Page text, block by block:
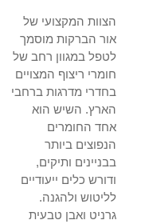
הצוות המקצועי של
אור הברקות מוסמך
לטפל במגוון רחב של
חומרי ריצוף המצויים
בחדרי מדרגות ברחבי
הארץ. השיש הוא
אחד החומרים
הנפוצים ביותר
בבניינים ותיקים,
ודורש כלים ייעודיים
לליטוש ולהגנה.
גרניט ואבן טבעית